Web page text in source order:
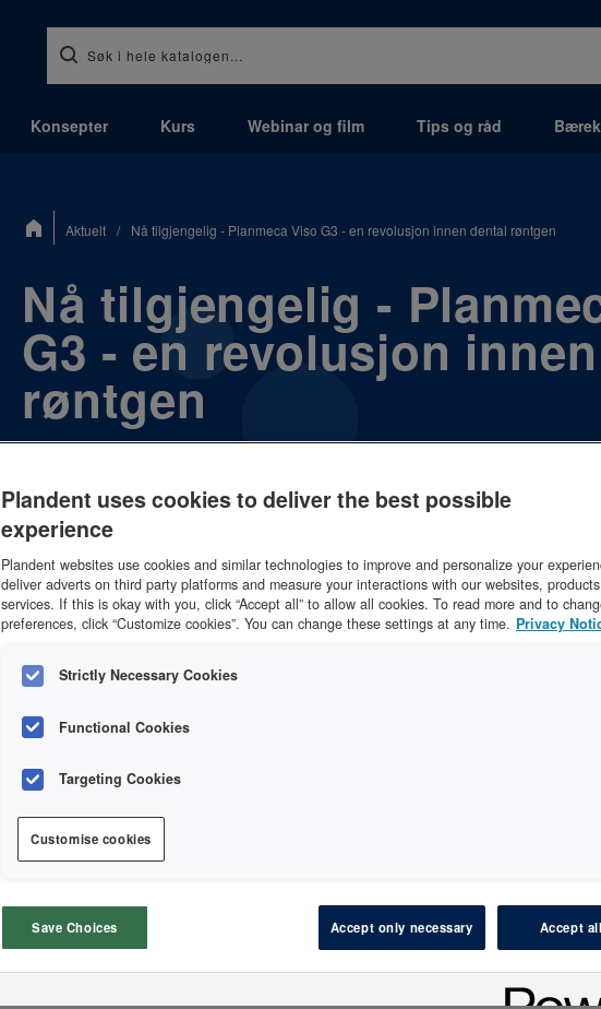
Konsepter Kurs Webinar og film Tips og råd
Du
er Aktuelt / Nå tilgjengelig - Planmeca Viso G3 - en revolusjon innen dental røntgen
Nå tilgjengelig -
G3 - en revolusjon
røntgen
bildeteknologien i dentalbransjen med toppmoderne funksjoner og
brukervennlighet.
Plandent uses cookies to deliver the best possible
experience
Plandent websites use cookies and similar technologies to improve and personalize your
deliver adverts on third party platforms and measure your interactions with our websites,
services. If this is okay with you, click “Accept all” to allow all cookies. To read more and to
preferences, click “Customize cookies”. You can change these settings at any time. Privacy
Strictly Necessary Cookies
Functional Cookies
Targeting Cookies
Customise cookies
Save Choices Accept only necessary Accept all